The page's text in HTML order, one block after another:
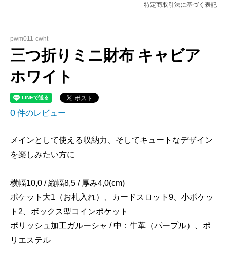
特定商取引法に基づく表記
pwm011-cwht
三つ折りミニ財布 キャビア
ホワイト
0 件のレビュー
メインとして使える収納力、そしてキュートなデザイン
を楽しみたい方に
横幅10,0 / 縦幅8,5 / 厚み4,0(cm)
ポケット大1（お札入れ）、カードスロット9、小ポケッ
ト2、ボックス型コインポケット
ポリッシュ加工ガルーシャ / 中：牛革（パープル）、ポ
リエステル